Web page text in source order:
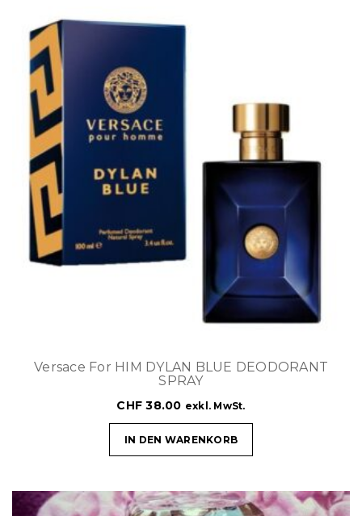
Versace For HIM DYLAN BLUE DEODORANT
SPRAY
CHF 38.00 exkl. MwSt.
IN DEN WARENKORB